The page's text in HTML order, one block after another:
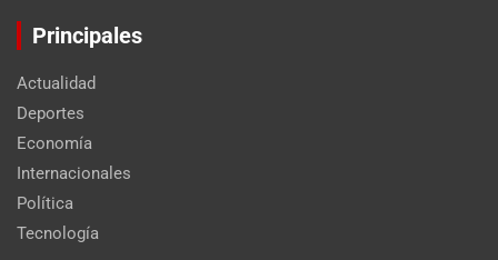
Principales
Actualidad
Deportes
Economía
Internacionales
Política
Tecnología